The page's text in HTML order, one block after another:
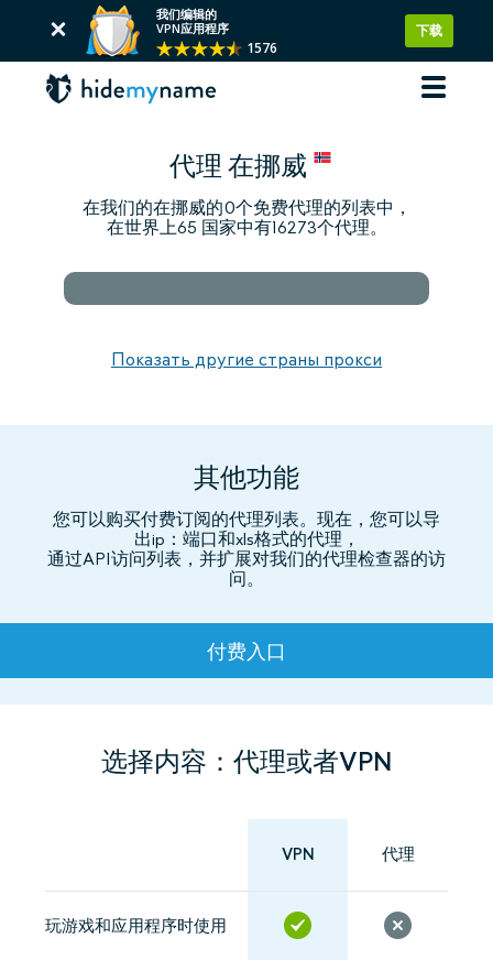
我们编辑的
VPN应用程序
1576
下载
代理 在挪威
在我们的在挪威的0个免费代理的列表中，
在世界上65 国家中有16273个代理。
Показать другие страны прокси
其他功能
您可以购买付费订阅的代理列表。现在，您可以导
出ip：端口和xls格式的代理，
通过API访问列表，并扩展对我们的代理检查器的访
问。
资费
选择内容：代理或者VPN
VPN 代理
玩游戏和应用程序时使用
付费入口